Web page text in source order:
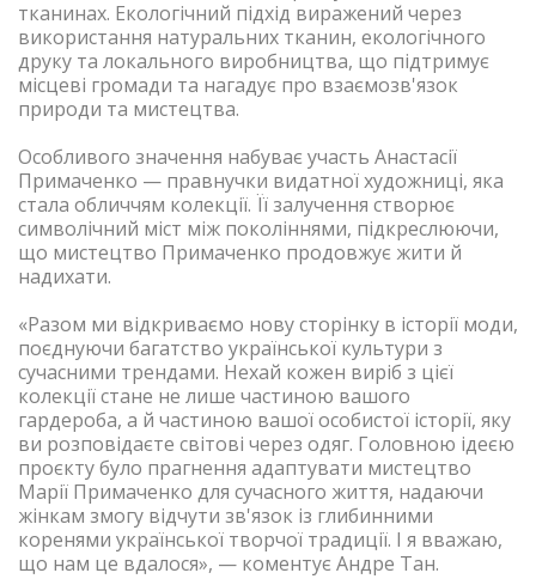
тканинах. Екологічний підхід виражений через
використання натуральних тканин, екологічного
друку та локального виробництва, що підтримує
місцеві громади та нагадує про взаємозв'язок
природи та мистецтва.
Особливого значення набуває участь Анастасії
Примаченко — правнучки видатної художниці, яка
стала обличчям колекції. Її залучення створює
символічний міст між поколіннями, підкреслюючи,
що мистецтво Примаченко продовжує жити й
надихати.
«Разом ми відкриваємо нову сторінку в історії моди,
поєднуючи багатство української культури з
сучасними трендами. Нехай кожен виріб з цієї
колекції стане не лише частиною вашого
гардероба, а й частиною вашої особистої історії, яку
ви розповідаєте світові через одяг. Головною ідеєю
проєкту було прагнення адаптувати мистецтво
Марії Примаченко для сучасного життя, надаючи
жінкам змогу відчути зв'язок із глибинними
коренями української творчої традиції. І я вважаю,
що нам це вдалося», — коментує Андре Тан.